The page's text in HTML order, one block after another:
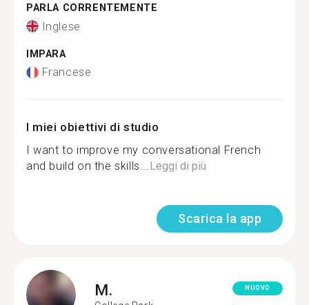
PARLA CORRENTEMENTE
Inglese
IMPARA
Francese
I miei obiettivi di studio
I want to improve my conversational French
and build on the skills...Leggi di più
Scarica la app
M. NUOVO